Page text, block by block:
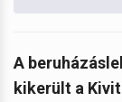
A
kikerült a